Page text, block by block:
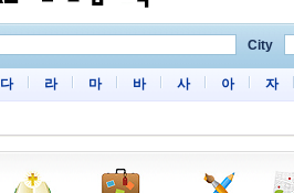
City
다 라 마 바 사 아 자